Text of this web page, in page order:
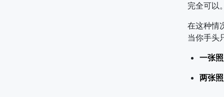
完全可以
在这种情
当你手头
一张
两张